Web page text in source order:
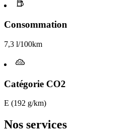
Consommation
7,3 l/100km
Catégorie CO2
E (192 g/km)
Nos services